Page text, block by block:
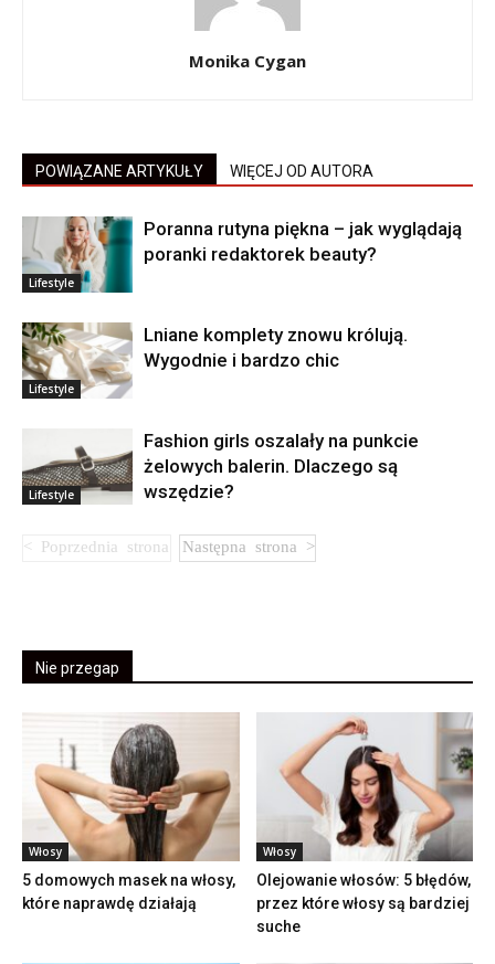
Monika Cygan
POWIĄZANE ARTYKUŁY WIĘCEJ OD AUTORA
Lifestyle
Poranna rutyna piękna – jak wyglądają
poranki redaktorek beauty?
Lifestyle
Lniane komplety znowu królują.
Wygodnie i bardzo chic
Lifestyle
Fashion girls oszalały na punkcie
żelowych balerin. Dlaczego są
wszędzie?
Nie przegap
Włosy
5 domowych masek na włosy,
które naprawdę działają
Włosy
Olejowanie włosów: 5 błędów,
przez które włosy są bardziej
suche